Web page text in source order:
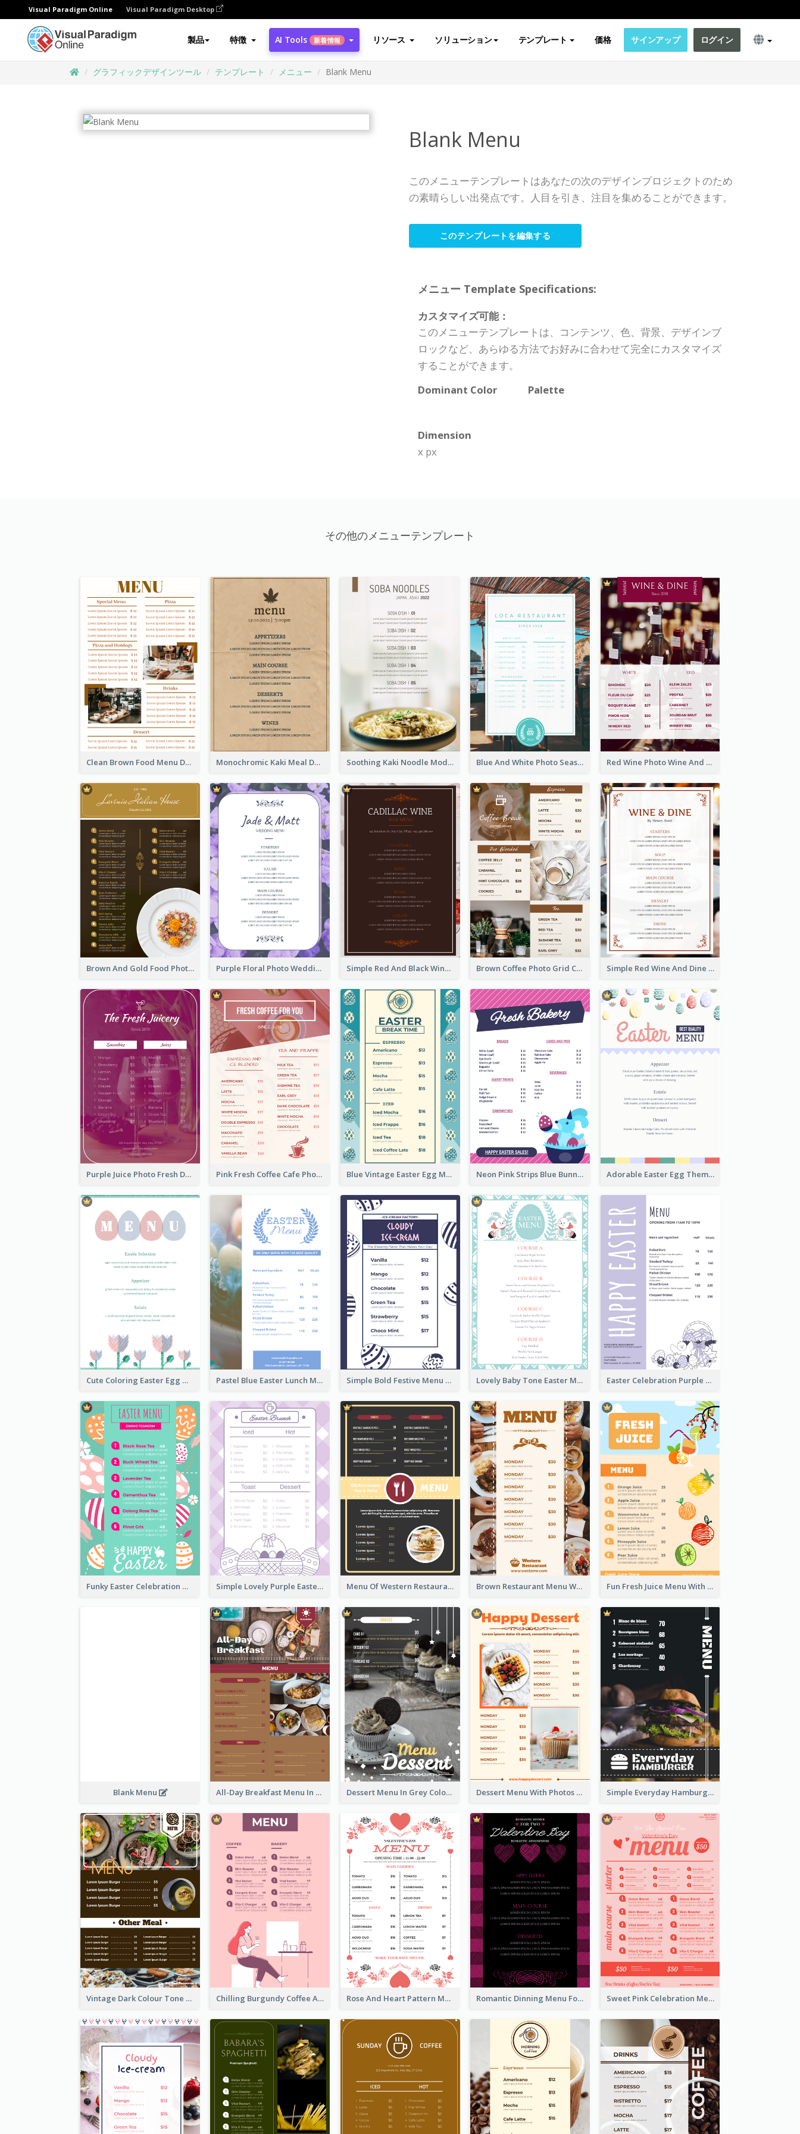
Visual Paradigm Online Visual Paradigm Desktop
製品 特徴 AI Tools 新着情報 リソース ソリューション テンプレート 価格 サインアップ ログイン
グラフィックデザインツール テンプレート メニュー Blank Menu
Blank Menu
このメニューテンプレートはあなたの次のデザインプロジェクトのため
の素晴らしい出発点です。人目を引き、注目を集めることができます。
このテンプレートを編集する
メニュー Template Specifications:
カスタマイズ可能：
このメニューテンプレートは、コンテンツ、色、背景、デザインブ
ロックなど、あらゆる方法でお好みに合わせて完全にカスタマイズ
することができます。
Dominant Color
Palette
Dimension
x px
その他のメニューテンプレート
Clean Brown Food Menu Design Inspiration Monochromic Kaki Meal Design Inspiration Soothing Kaki Noodle Modern Menu Design Blue And White Photo Seaside Restaurant Menu Red Wine Photo Wine And Dine Restaurant Menu
Brown And Gold Food Photo Italian Food Menu Purple Floral Photo Wedding Menu Simple Red And Black Wine Bar Menu Brown Coffee Photo Grid Coffee Shop Menu Simple Red Wine And Dine Hotel Restaurant Menu
Purple Juice Photo Fresh Drink Menu Pink Fresh Coffee Cafe Photo Simple Menu Blue Vintage Easter Egg Menu Design Template Neon Pink Strips Blue Bunny Discount Menu Design Adorable Easter Egg Theme Menu Design Template
Cute Coloring Easter Egg Menu Design Ideas Pastel Blue Easter Lunch Menu Design Template Simple Bold Festive Menu Design Idea Lovely Baby Tone Easter Menu Design Template Easter Celebration Purple Dinner Menu Design
Funky Easter Celebration Menu Design Template Simple Lovely Purple Easter Cradle Menu Design Menu Of Western Restaurant In Simple Layout Brown Restaurant Menu With Clear Information Fun Fresh Juice Menu With Graphics Of Fruit
Blank Menu All-Day Breakfast Menu In Brown And Red Dessert Menu In Grey Colour Tone Dessert Menu With Photos Of Cakes Simple Everyday Hamburger Menu In Black
Vintage Dark Colour Tone Menu Of Western Restaurant Chilling Burgundy Coffee And Bakery Menu Design Rose And Heart Pattern Menu Design Ideas Romantic Dinning Menu For Two Design Templates Sweet Pink Celebration Menu Template Design